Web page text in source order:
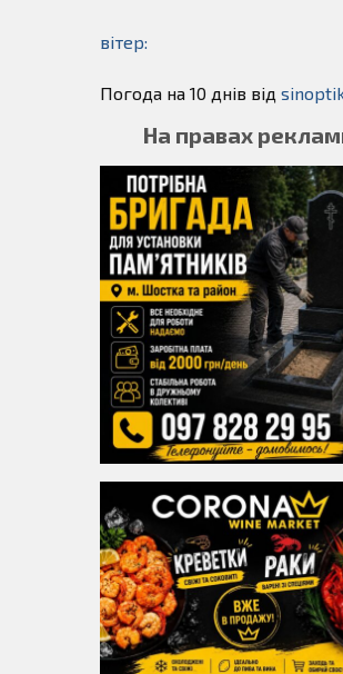
вітер:
Погода на 10 днів від
На правах